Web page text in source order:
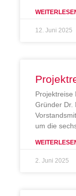
12. Juni 2025
Projektreise
Gründer Dr.
um die
2. Juni 2025